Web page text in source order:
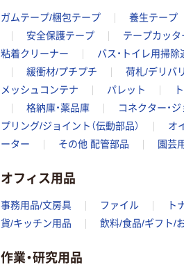
ガムテープ/梱包テープ 養生テープ
安全保護テープ
テープカッタ
粘着クリーナー
バス・トイレ用掃除
緩衝材/プチプチ
荷札/デリバ
メッシュコンテナ
パレット
格納庫・薬品庫
コネクター・ジ
プリング/ジョイント（伝動部品）
オ
ーター
その他 配管部品 園芸
オフィス用品
事務用品/文房具 ファイル ト
貨/キッチン用品
飲料/食品/ギフト/
作業・研究用品